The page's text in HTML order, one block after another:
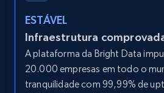
LinkedIn posts
URL, ID, User id, Use url, Title,
text, Date posted, and more.
11.3K+ 1.5K+
ESTÁVEL
Infraestrutura
A plataforma da Bright Data
20.000 empresas em todo o
tranquilidade com 99,99% de